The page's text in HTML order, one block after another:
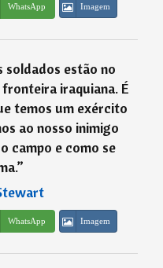
WhatsApp Imagem
soldados estão no
iraquiana. É
temos um exército
ao nosso inimigo
campo e como se
”
WhatsApp Imagem